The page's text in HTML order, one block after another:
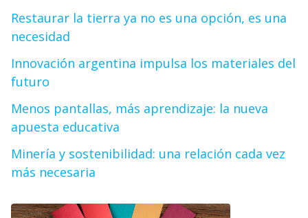
Restaurar la tierra ya no es una opción, es una
necesidad
Innovación argentina impulsa los materiales del
futuro
Menos pantallas, más aprendizaje: la nueva
apuesta educativa
Minería y sostenibilidad: una relación cada vez
más necesaria